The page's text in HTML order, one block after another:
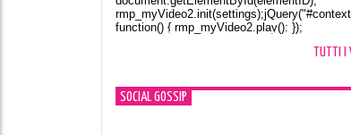
Orlando Bloom e la t-shirt dedicata a Flynn
function() { rmp_myVideo2.play(); });
TUTTI I
SOCIAL GOSSIP